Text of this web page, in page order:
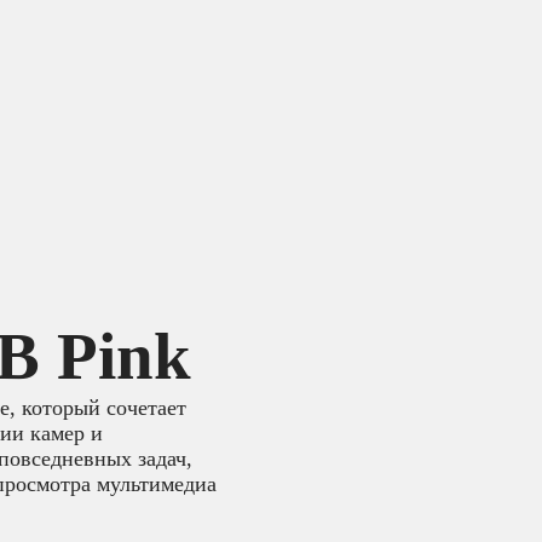
Pink
который сочетает
камер и
задач,
мультимедиа